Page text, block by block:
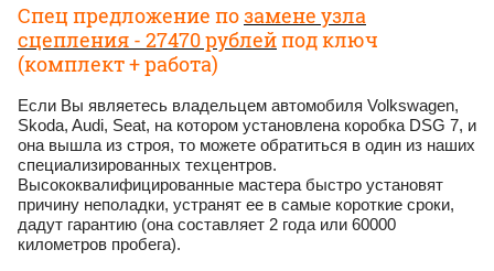
Спец предложение позамене узла
сцепления - 27470 рублейпод ключ
(комплект + работа)
Если Вы являетесь владельцем автомобиля Volkswagen,
Skoda, Audi, Seat, на котором установлена коробка DSG 7, и
она вышла из строя, то можете обратиться в один из наших
специализированных техцентров.
Высококвалифицированные мастера быстро установят
причину неполадки, устранят ее в самые короткие сроки,
дадут гарантию (она составляет 2 года или 60000
километров пробега).